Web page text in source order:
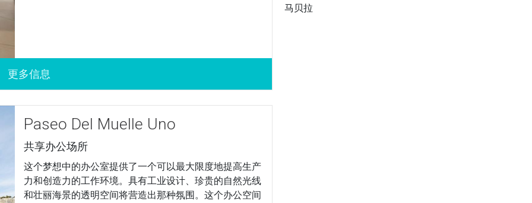
Paseo Del Muelle Uno
共享办公场所
这个梦想中的办公室提供了一个可以最大限度地提高生产
力和创造力的工作环境。具有工业设计、珍贵的自然光线
和壮丽海景的透明空间将营造出那种氛围。这个办公空间
马贝拉